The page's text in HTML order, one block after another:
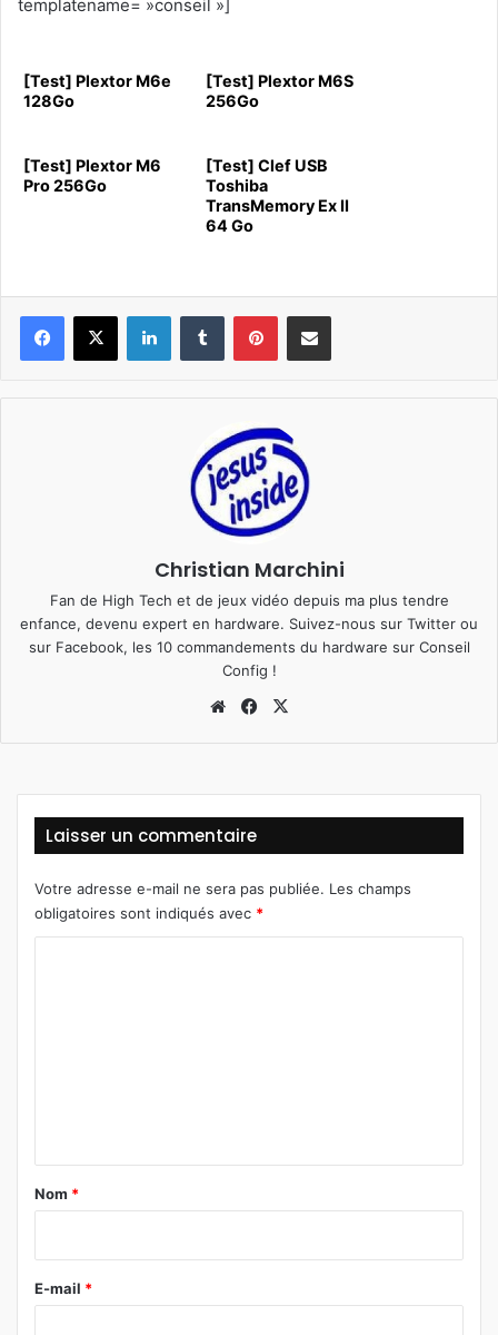
templatename= »conseil »]
[Test] Plextor M6e
128Go
[Test] Plextor M6S
256Go
[Test] Plextor M6
Pro 256Go
[Test] Clef USB
Toshiba
TransMemory Ex II
64 Go
Christian Marchini
Fan de High Tech et de jeux vidéo depuis ma plus tendre
enfance, devenu expert en hardware. Suivez-nous sur Twitter ou
sur Facebook, les 10 commandements du hardware sur Conseil
Config !
We
Fa
Laisser un commentaire
Votre adresse e-mail ne sera pas publiée. Les champs
obligatoires sont indiqués avec *
a
e
Nom *
E-mail *